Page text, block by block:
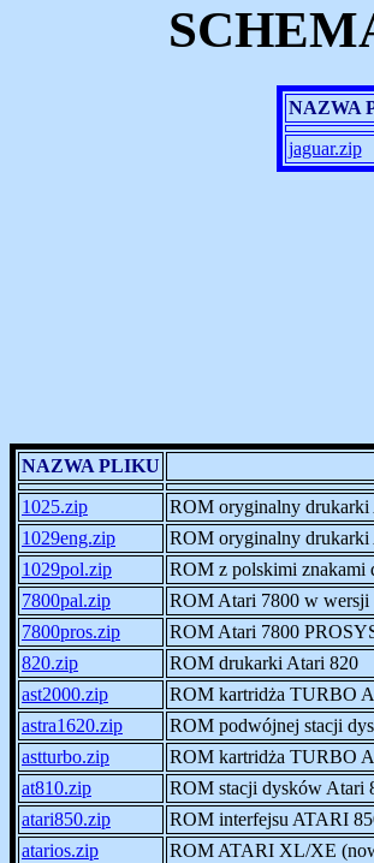
NAZWA
jaguar.zip
NAZWA PLIKU
1025.zip
ROM oryginalny
1029eng.zip
ROM oryginalny
1029pol.zip
ROM z polskimi znakami
7800pal.zip
ROM Atari 7800 w
7800pros.zip
ROM Atari 7800
820.zip
ROM drukarki Atari 820
ast2000.zip
ROM kartridża TURBO
astra1620.zip
ROM podwójnej stacji
astturbo.zip
ROM kartridża TURBO
at810.zip
ROM stacji dysków Atari
atari850.zip
ROM interfejsu ATARI
atarios.zip
ROM ATARI XL/XE